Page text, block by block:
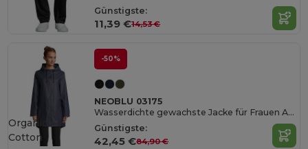
Günstigste:
11,39 €14,53 €
-50%
NEOBLU 03175
Wasserdichte gewachste Jacke für Frauen Antoine Women
Günstigste:
42,45 €84,90 €
Organic
Cotton